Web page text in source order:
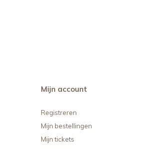
Mijn account
Registreren
Mijn bestellingen
Mijn tickets